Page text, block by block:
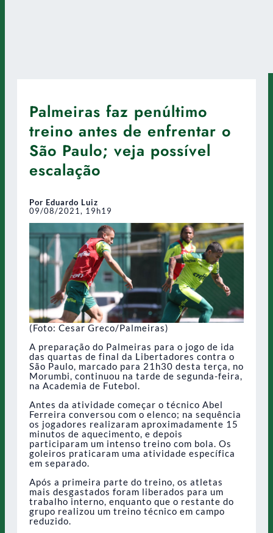
Palmeiras faz penúltimo
treino antes de enfrentar o
São Paulo; veja possível
escalação
Por Eduardo Luiz
09/08/2021, 19h19
(Foto: Cesar Greco/Palmeiras)
A preparação do Palmeiras para o jogo de ida
das quartas de final da Libertadores contra o
São Paulo, marcado para 21h30 desta terça, no
Morumbi, continuou na tarde de segunda-feira,
na Academia de Futebol.
Antes da atividade começar o técnico Abel
Ferreira conversou com o elenco; na sequência
os jogadores realizaram aproximadamente 15
minutos de aquecimento, e depois
participaram um intenso treino com bola. Os
goleiros praticaram uma atividade específica
em separado.
Após a primeira parte do treino, os atletas
mais desgastados foram liberados para um
trabalho interno, enquanto que o restante do
grupo realizou um treino técnico em campo
reduzido.